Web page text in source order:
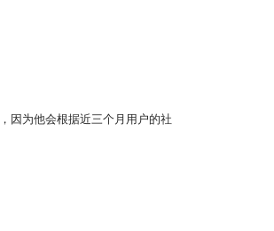
，因为他会根据近三个月用户的社